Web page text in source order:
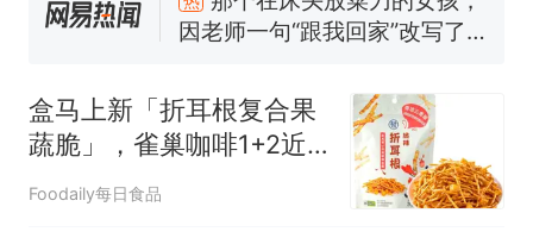
号，仅凭视频评出？中国烹饪
5060元才肯搬上楼！女子傻眼
了……
台风"白海豚"中心附近最大风
力已达15级 最新研判
佛山一中学招聘物理教师，笔
盒马上新「折耳根复合果
蔬脆」，雀巢咖啡1+2近
Foodaily每日食品